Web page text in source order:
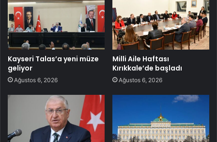
Kayseri Talas’a yeni müze
geliyor
Ağustos 6, 2026
Milli Aile Haftası
Kırıkkale’de başladı
Ağustos 6, 2026